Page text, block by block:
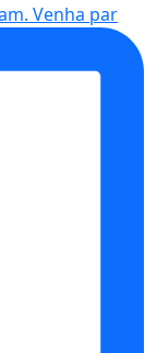
Venha par